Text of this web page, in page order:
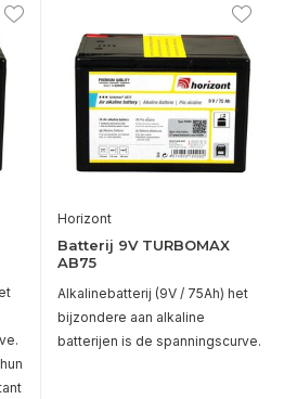
Horizont
Batterij 9V TURBOMAX
AB75
Alkalinebatterij (9V / 75Ah) het
bijzondere aan alkaline
batterijen is de spanningscurve.